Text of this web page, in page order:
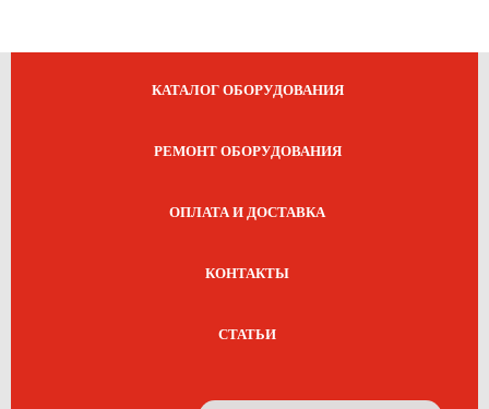
КАТАЛОГ ОБОРУДОВАНИЯ
РЕМОНТ ОБОРУДОВАНИЯ
ОПЛАТА И ДОСТАВКА
КОНТАКТЫ
СТАТЬИ